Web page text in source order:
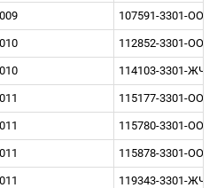
107591-3301-OOO
112852-3301-
114103-3301-ЖЧК
115177-3301-
115780-3301-
115878-3301-
119343-3301-ЖЧК